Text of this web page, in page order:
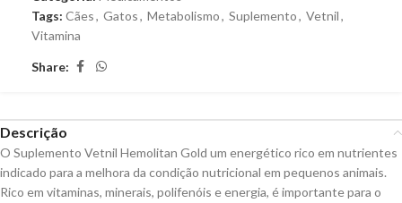
Tags: Cães, Gatos, Metabolismo, Suplemento, Vetnil,
Vitamina
Share:
Descrição
O Suplemento Vetnil Hemolitan Gold um energético rico em nutrientes
indicado para a melhora da condição nutricional em pequenos animais.
Rico em vitaminas, minerais, polifenóis e energia, é importante para o